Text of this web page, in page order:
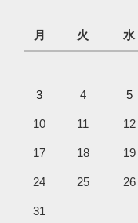
月
火 水
3 4 5
10 11 12
17 18 19
24 25 26
31